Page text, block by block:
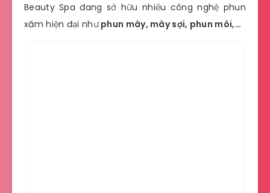
Beauty Spa đang sở hữu nhiều công nghệ phun
xăm hiện đại nhưphun mày, mày sợi, phun môi,…